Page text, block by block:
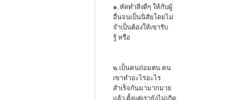
๑. หัดทำสิ่งดีๆ ให้กับผู้
อื่นจนเป็นนิสัยโดยไม่
จำเป็นต้องให้เขารับ
รู้ หรือ
๒.เป็นคนถ่อมตน คน
เขาทำอะไรอะไร
สำเร็จกันมามากมาย
แล้ว ตั้งแต่เรายังไม่เกิด